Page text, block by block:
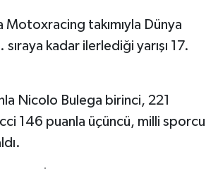
takımıyla Dünya
kadar ilerlediği yarışı 17.
Nicolo Bulega birinci, 221
146 puanla üçüncü, milli sporcu